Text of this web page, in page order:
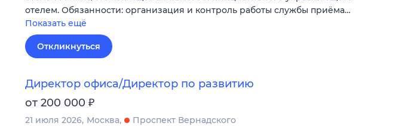
отелем. Обязанности: организация и контроль работы службы приёма…
Показать ещё
Откликнуться
Директор офиса/Директор по развитию
от 200 000 ₽
21 июля 2026 Москва
Проспект Вернадского